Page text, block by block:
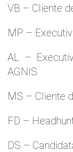
VB – Cliente
MP –
AL –
AGNIS
MS – Cliente
FD –
DS –